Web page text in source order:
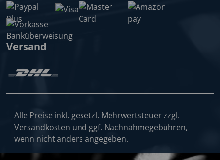
Versand
Alle Preise inkl. gesetzl. Mehrwertsteuer zzgl.
Versandkosten und ggf. Nachnahmegebühren,
wenn nicht anders angegeben.